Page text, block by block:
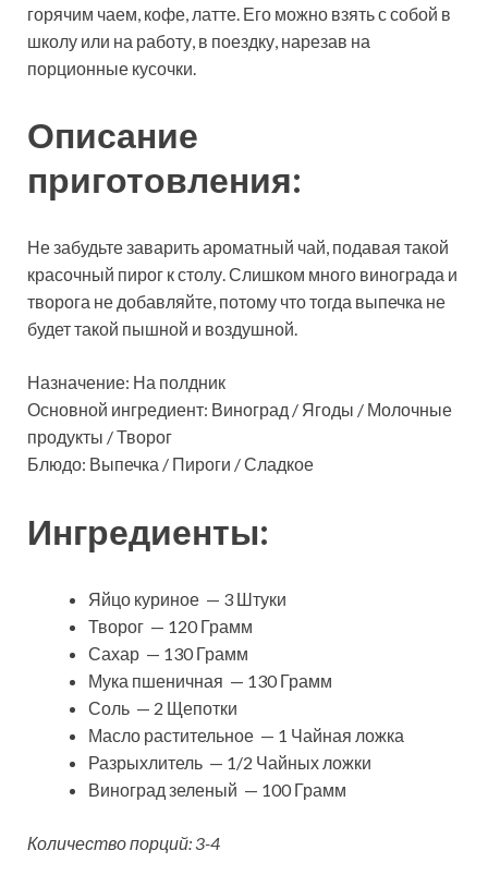
горячим чаем, кофе, латте. Его можно взять с собой в
школу или на работу, в поездку, нарезав на
порционные кусочки.
Описание
приготовления:
Не забудьте заварить ароматный чай, подавая такой
красочный пирог к столу. Слишком много винограда и
творога не добавляйте, потому что тогда выпечка не
будет такой пышной и воздушной.
Назначение: На полдник
Основной ингредиент: Виноград / Ягоды / Молочные
продукты / Творог
Блюдо: Выпечка / Пироги / Сладкое
Ингредиенты:
Яйцо куриное — 3 Штуки
Творог — 120 Грамм
Сахар — 130 Грамм
Мука пшеничная — 130 Грамм
Соль — 2 Щепотки
Масло растительное — 1 Чайная ложка
Разрыхлитель — 1/2 Чайных ложки
Виноград зеленый — 100 Грамм
Количество порций: 3-4